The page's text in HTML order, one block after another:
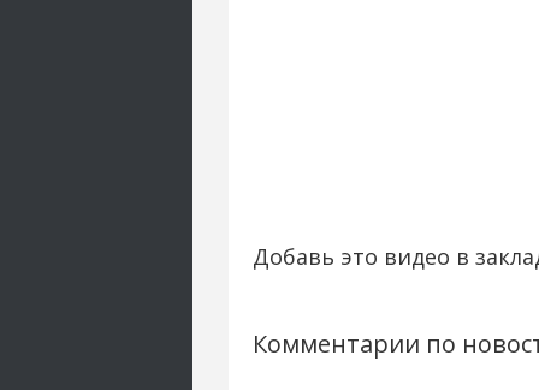
Добавь это видео в
Комментарии по